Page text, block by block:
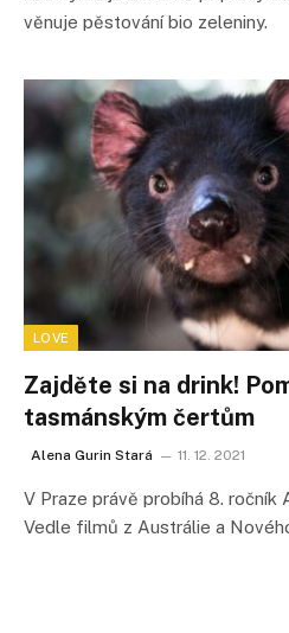
věnuje pěstování bio zeleniny.
LOVE
Zajděte si na drink!
tasmánským čertům
Alena Gurin Stará 11. 12. 2021
V Praze právě probíhá 8. ročník
Vedle filmů z Austrálie a